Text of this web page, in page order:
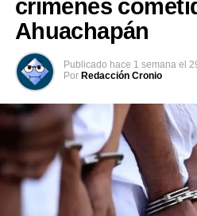
Relacionado
Pandilleros son condenados
crímenes
Ahuachapán
Publicado hace 1 semana el
Por Redacción Cronio